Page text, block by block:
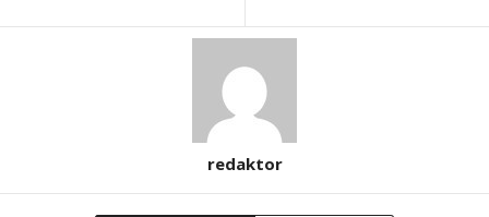
redaktor